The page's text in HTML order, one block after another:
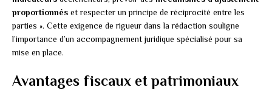
proportionnés et respecter un principe de réciprocité entre les
parties ». Cette exigence de rigueur dans la rédaction souligne
l’importance d’un accompagnement juridique spécialisé pour sa
mise en place.
Avantages fiscaux et patrimoniaux